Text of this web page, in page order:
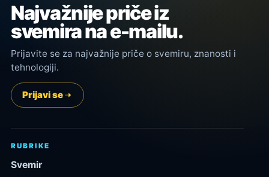
Najvažnije priče iz
svemira na e-mailu.
Prijavite se za najvažnije priče o svemiru, znanosti i
tehnologiji.
Prijavi se
RUBRIKE
Svemir